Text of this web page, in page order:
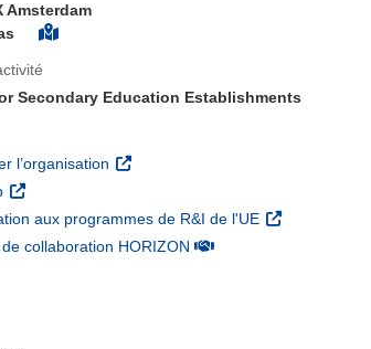
Amsterdam
Secondary Education Establishments
l’organisation (s’ouvre dans une nouvelle fenêtre)
(s’ouvre dans une nouvelle fenêtre)
aux programmes de R&I de l'UE (s’ouvre dans
de collaboration HORIZON(s’ouvre dans une